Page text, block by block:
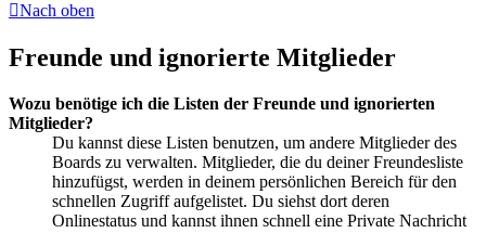
Nach oben
Freunde und ignorierte Mitglieder
Wozu benötige ich die Listen der Freunde und ignorierten
Mitglieder?
Du kannst diese Listen benutzen, um andere Mitglieder des
Boards zu verwalten. Mitglieder, die du deiner Freundesliste
hinzufügst, werden in deinem persönlichen Bereich für den
schnellen Zugriff aufgelistet. Du siehst dort deren
Onlinestatus und kannst ihnen schnell eine Private Nachricht